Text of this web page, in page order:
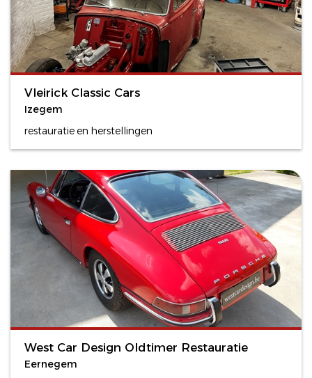
Vleirick Classic Cars
Izegem
restauratie en herstellingen
West Car Design Oldtimer Restauratie
Eernegem